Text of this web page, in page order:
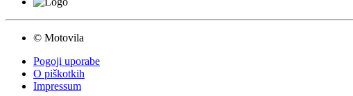
© Motovila
Pogoji uporabe
O piškotkih
Impressum